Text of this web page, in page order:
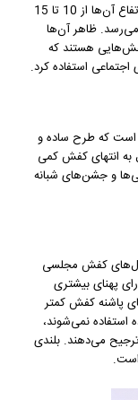
این کفش‌ها دارای پاشنه‌های باریک می‌باشند که ارتفاع آن‌ها از 10 تا 15
تا 20 سانتیمتر نیز می‌رسد. ظاهر آن‌ها
هستند که
استفاده کرد.
که طرح ساده و
به انتهای کفش کمی
و جشن‌های شبانه
کفش مجلسی
پهنای بیشتری
پاشنه کفش کمتر
نمی‌شوند،
ترجیح می‌دهند. بلندی